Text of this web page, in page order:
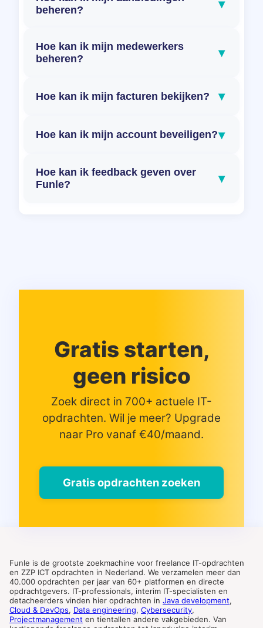
beheren?
▾
Hoe kan ik mijn medewerkers
beheren?
▾
Hoe kan ik mijn facturen bekijken? ▾
Hoe kan ik mijn account beveiligen?▾
Hoe kan ik feedback geven over
Funle?
▾
Gratis starten,
geen risico
Zoek direct in 700+ actuele IT-
opdrachten. Wil je meer? Upgrade
naar Pro vanaf €40/maand.
Gratis opdrachten zoeken
Funle is de grootste zoekmachine voor freelance IT-opdrachten
en ZZP ICT opdrachten in Nederland. We verzamelen meer dan
40.000 opdrachten per jaar van 60+ platformen en directe
opdrachtgevers. IT-professionals, interim IT-specialisten en
detacheerders vinden hier opdrachten in Java development,
Cloud & DevOps, Data engineering, Cybersecurity,
Projectmanagement en tientallen andere vakgebieden. Van